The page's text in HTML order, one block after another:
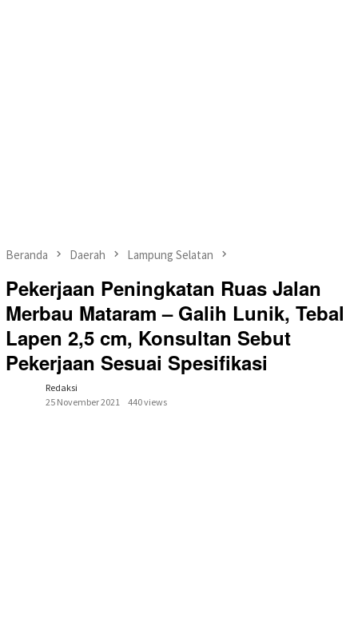
Beranda Daerah Lampung Selatan
Pekerjaan Peningkatan Ruas Jalan
Merbau Mataram – Galih Lunik, Tebal
Lapen 2,5 cm, Konsultan Sebut
Pekerjaan Sesuai Spesifikasi
Redaksi
25 November 2021
440 views